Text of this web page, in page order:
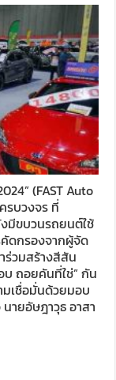
(FAST Auto
รบวงจร ที่
มีขบวนรถยนต์ใช้
ดกรองจากผู้จัด
ร่วมสร้างสีสัน
ถอยคันที่ใช่” กัน
เชื่อมั่นด้วยมอบ
ายอัษฎาวุธ อาสา